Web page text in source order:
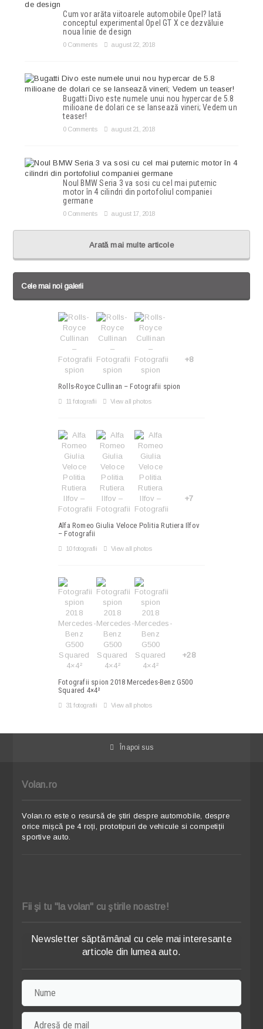
Cum vor arăta viitoarele automobile Opel? Iată
conceptul experimental Opel GT X ce dezvăluie
noua linie de design
0 Comments august 22, 2018
Bugatti Divo este numele unui nou hypercar de 5.8
milioane de dolari ce se lansează vineri; Vedem un
teaser!
0 Comments august 21, 2018
Noul BMW Seria 3 va sosi cu cel mai puternic
motor în 4 cilindri din portofoliul companiei
germane
0 Comments august 17, 2018
Arată mai multe articole
Cele mai noi galerii
+8
Rolls-Royce Cullinan – Fotografii spion
11 fotografii View all photos
+7
Alfa Romeo Giulia Veloce Politia Rutiera Ilfov
– Fotografii
10 fotografii View all photos
+28
Fotografii spion 2018 Mercedes-Benz G500
Squared 4×4²
31 fotografii View all photos
Înapoi sus
Volan.ro
Volan.ro este o resursă de știri despre automobile, despre
orice mișcă pe 4 roți, prototipuri de vehicule si competiții
sportive auto.
Fii şi tu "la volan" cu ştirile noastre!
Newsletter săptămânal cu cele mai interesante
articole din lumea auto.